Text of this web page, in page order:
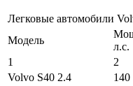
Легковые автомобили
Модель
л.с.
1
2
Volvo S40 2.4
140